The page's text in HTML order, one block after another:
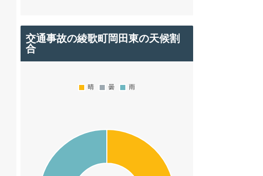
交通事故の綾歌町岡田東の天候割
合